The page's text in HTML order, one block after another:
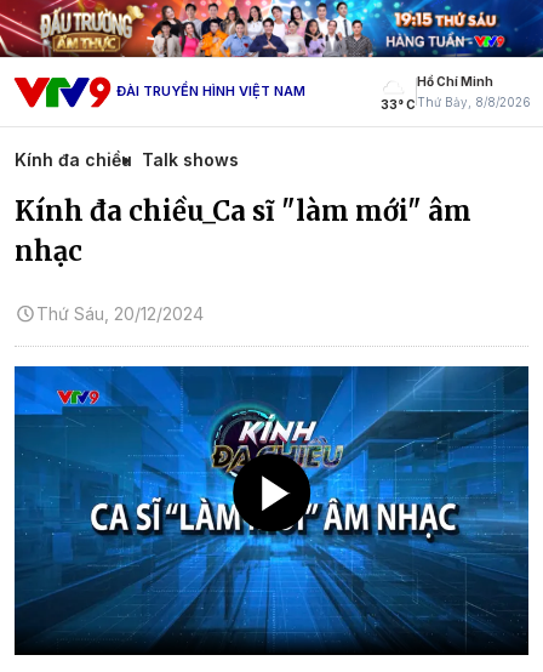
ĐÀI TRUYỀN HÌNH VIỆT NAM
33° C
Hồ Chí Minh
Thứ Bảy, 8/8/2026
Kính đa chiều Talk shows
Kính đa chiều_Ca sĩ "làm mới" âm
nhạc
Thứ Sáu, 20/12/2024